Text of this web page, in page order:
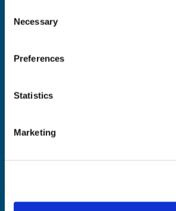
Selection
Necessary
Preferences
Statistics
Marketing
Product Name*